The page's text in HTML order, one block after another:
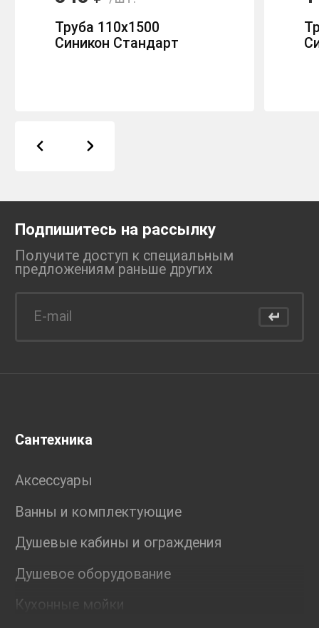
Труба 110х1500
Синикон Стандарт
Подпишитесь на рассылку
Получите доступ к специальным
предложениям раньше других
Сантехника
Аксессуары
Ванны и комплектующие
Душевые кабины и ограждения
Душевое оборудование
Кухонные мойки